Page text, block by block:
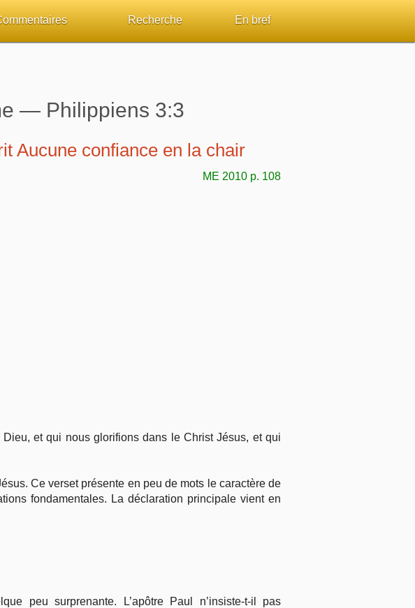
Recherche En bref
— Philippiens 3:3
Aucune confiance en la chair
ME 2010 p. 108
et qui nous glorifions dans le Christ Jésus, et qui
Ce verset présente en peu de mots le caractère de
fondamentales. La déclaration principale vient en
peu surprenante. L’apôtre Paul n’insiste-t-il pas